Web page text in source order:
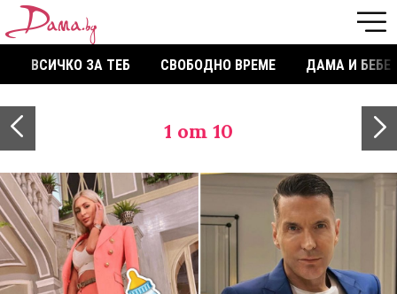
ВСИЧКО ЗА ТЕБ СВОБОДНО ВРЕМЕ ДАМА И БЕБЕ
1 от 10